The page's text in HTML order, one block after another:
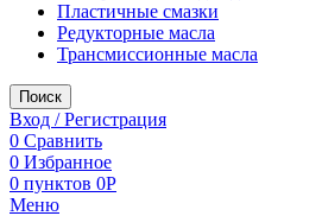
Пластичные смазки
Редукторные масла
Трансмиссионные масла
Поиск
Вход / Регистрация
0 Сравнить
0 Избранное
0 пунктов 0Р
Меню